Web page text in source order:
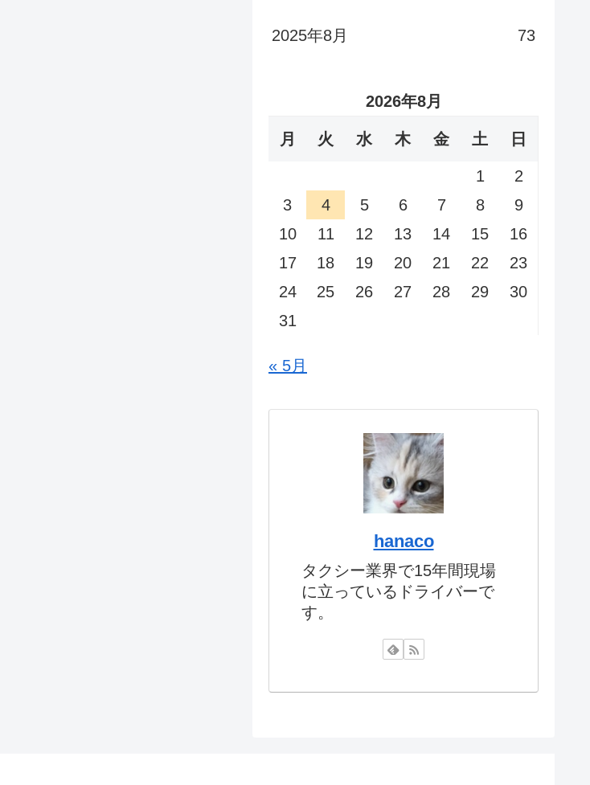
2025年8月 73
2026年8月
月 火 水 木 金 土 日
1
2
3
4 5 6 7 8
9
10
11 12 13 14 15
16
17
18 19 20 21 22
23
24
25 26 27 28 29
30
31
« 5月
hanaco
タクシー業界で15年間現場
に立っているドライバーで
す。